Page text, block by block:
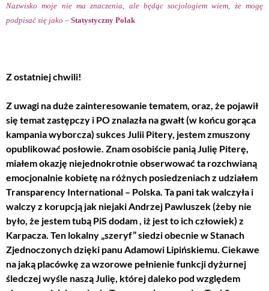
Nazwisko moje nie ma znaczenia, ale będąc socjologiem wiem, że mogę
podpisać się jako – Statystyczny Polak
Z ostatniej chwili!
Z uwagi na duże zainteresowanie tematem, oraz, że pojawił
się temat zastępczy i PO znalazła na gwałt (w końcu gorąca
kampania wyborcza) sukces Julii Pitery, jestem zmuszony
opublikować posłowie. Znam osobiście panią Julię Piterę,
miałem okazję niejednokrotnie obserwować ta rozchwianą
emocjonalnie kobietę na różnych posiedzeniach z udziałem
Transparency International – Polska. Ta pani tak walczyła i
walczy z korupcją jak niejaki Andrzej Pawluszek (żeby nie
było, że jestem tubą PiS dodam , iż jest to ich człowiek) z
Karpacza. Ten lokalny „szeryf” siedzi obecnie w Stanach
Zjednoczonych dzięki panu Adamowi Lipińskiemu. Ciekawe
na jaką placówkę za wzorowe pełnienie funkcji dyżurnej
śledczej wyśle naszą Julię, której daleko pod względem